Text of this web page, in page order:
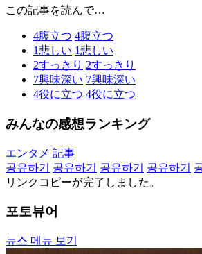
この記事を読んで…
4腹立つ 4腹立つ
1悲しい 1悲しい
2すっきり 2すっきり
7興味深い 7興味深い
4役に立つ 4役に立つ
みんなの感想ランキング
エンタメ 記事
공유하기
공유하기 공유하기 공유하기
リンクコピーが完了しました。
포토뷰어
뉴스 메뉴 보기